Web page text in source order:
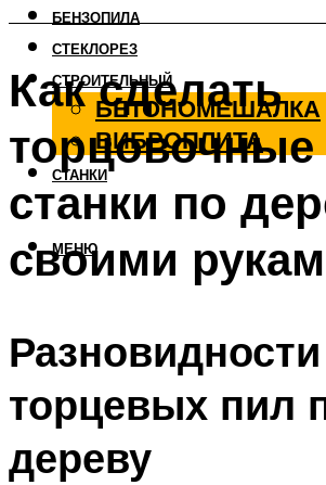
БЕНЗОПИЛА
СТЕКЛОРЕЗ
СТРОИТЕЛЬНЫЙ
БЕТОНОМЕШАЛКА
ВИБРОПЛИТА
СТАНКИ
МЕНЮ
Как сделать
торцовочные
станки по
своими
Разновидности
торцевых пил
дереву